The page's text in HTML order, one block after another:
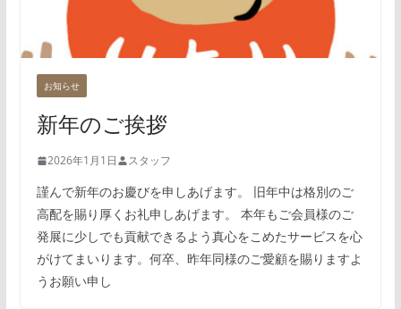
お知らせ
新年のご挨拶
2026年1月1日 スタッフ
謹んで新年のお慶びを申しあげます。 旧年中は格別のご
高配を賜り厚くお礼申しあげます。 本年もご会員様のご
発展に少しでも貢献できるよう真心をこめたサービスを心
がけてまいります。何卒、昨年同様のご愛顧を賜りますよ
うお願い申し